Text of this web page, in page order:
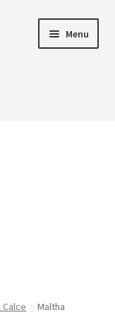
Menu
Calce
Maltha